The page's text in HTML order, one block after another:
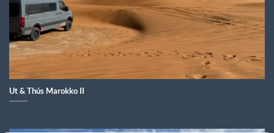
Ut & Thús Marokko II